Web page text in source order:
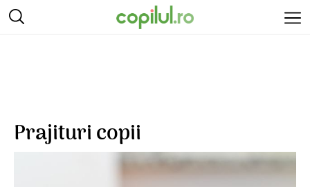
Prajituri copii